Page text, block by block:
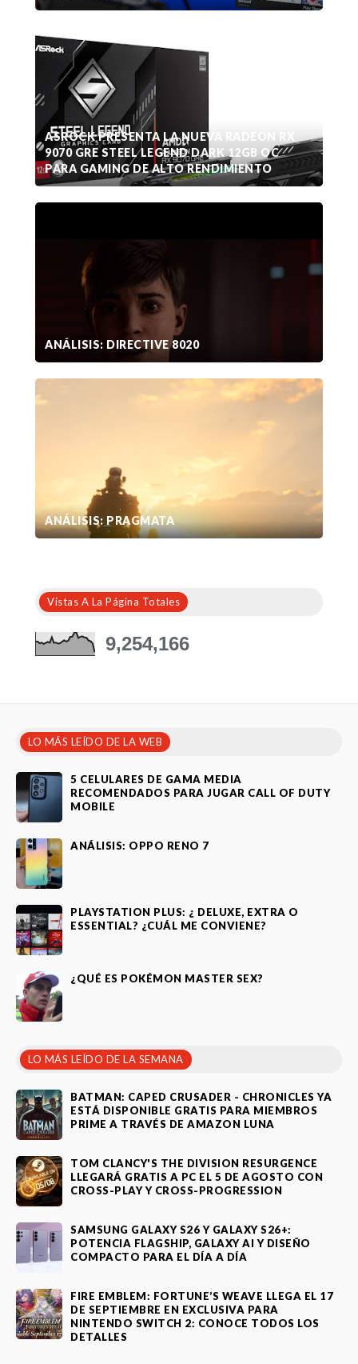
ASROCK PRESENTA LA NUEVA RADEON RX
9070 GRE STEEL LEGEND DARK 12GB OC
PARA GAMING DE ALTO RENDIMIENTO
ANÁLISIS: DIRECTIVE 8020
ANÁLISIS: PRAGMATA
Vistas A La Página Totales
9,254,166
LO MÁS LEÍDO DE LA WEB
5 CELULARES DE GAMA MEDIA
RECOMENDADOS PARA JUGAR CALL OF DUTY
MOBILE
ANÁLISIS: OPPO RENO 7
PLAYSTATION PLUS: ¿ DELUXE, EXTRA O
ESSENTIAL? ¿CUÁL ME CONVIENE?
¿QUÉ ES POKÉMON MASTER SEX?
LO MÁS LEÍDO DE LA SEMANA
BATMAN: CAPED CRUSADER - CHRONICLES YA
ESTÁ DISPONIBLE GRATIS PARA MIEMBROS
PRIME A TRAVÉS DE AMAZON LUNA
TOM CLANCY'S THE DIVISION RESURGENCE
LLEGARÁ GRATIS A PC EL 5 DE AGOSTO CON
CROSS-PLAY Y CROSS-PROGRESSION
SAMSUNG GALAXY S26 Y GALAXY S26+:
POTENCIA FLAGSHIP, GALAXY AI Y DISEÑO
COMPACTO PARA EL DÍA A DÍA
FIRE EMBLEM: FORTUNE’S WEAVE LLEGA EL 17
DE SEPTIEMBRE EN EXCLUSIVA PARA
NINTENDO SWITCH 2: CONOCE TODOS LOS
DETALLES